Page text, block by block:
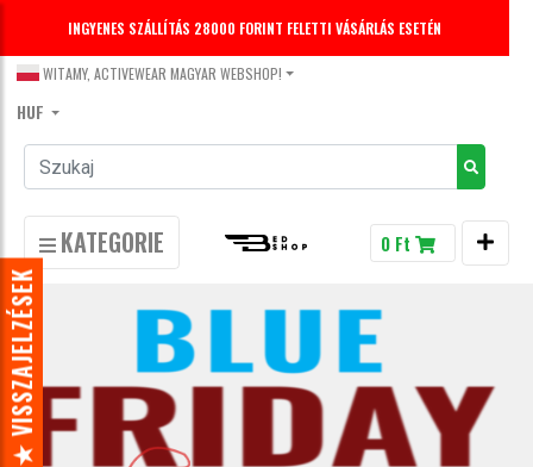
INGYENES SZÁLLÍTÁS 28000 FORINT FELETTI VÁSÁRLÁS ESETÉN
WITAMY, ACTIVEWEAR MAGYAR WEBSHOP!
HUF
KATEGORIE 0 Ft
★ VISSZAJELZÉSEK